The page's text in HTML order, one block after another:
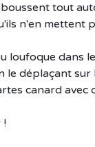
tout
n'en mettent
loufoque dans
déplaçant sur
canard avec
!